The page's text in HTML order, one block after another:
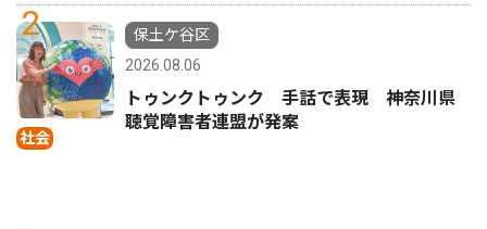
2
社会
保土ケ谷区
2026.08.06
トゥンクトゥンク 手話で表現 神奈川県
聴覚障害者連盟が発案